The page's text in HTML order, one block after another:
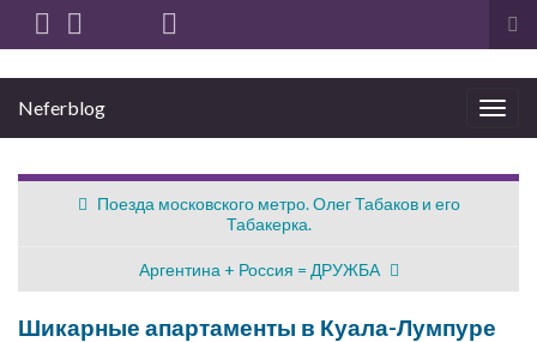
Вкл/
выкл
Neferblog
Поезда московского метро. Олег Табаков и его
Табакерка.
Аргентина + Россия = ДРУЖБА
Шикарные апартаменты в Куала-Лумпуре